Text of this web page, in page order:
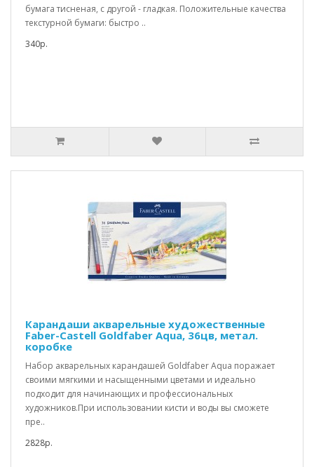
бумага тисненая, с другой - гладкая. Положительные качества
текстурной бумаги: быстро ..
340р.
Карандаши акварельные художественные
Faber-Castell Goldfaber Aqua, 36цв, метал.
коробке
Набор акварельных карандашей Goldfaber Aqua поражает
своими мягкими и насыщенными цветами и идеально
подходит для начинающих и профессиональных
художников.При использовании кисти и воды вы сможете
пре..
2828р.